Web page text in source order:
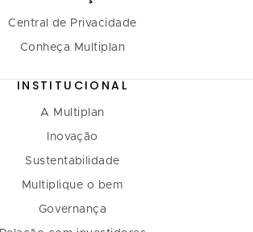
Central de Privacidade
Conheça Multiplan
INSTITUCIONAL
A Multiplan
Inovação
Sustentabilidade
Multiplique o bem
Governança